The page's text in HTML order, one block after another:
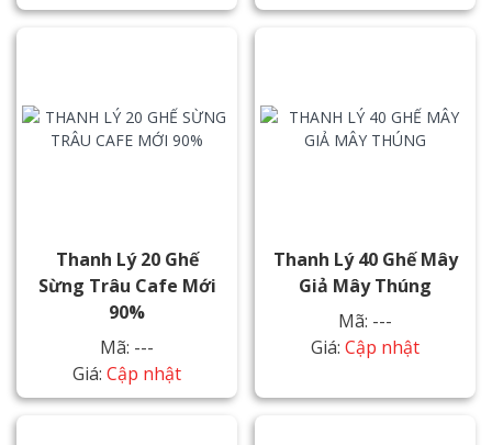
Thanh Lý 20 Ghế
Sừng Trâu Cafe Mới
90%
Mã: ---
Giá: Cập nhật
Thanh Lý 40 Ghế Mây
Giả Mây Thúng
Mã: ---
Giá: Cập nhật